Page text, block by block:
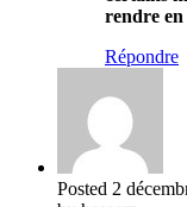
rendre en
Répondre
Posted 2